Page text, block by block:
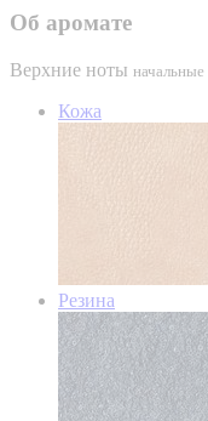
Об аромате
Верхние ноты начальные
Кожа
Резина